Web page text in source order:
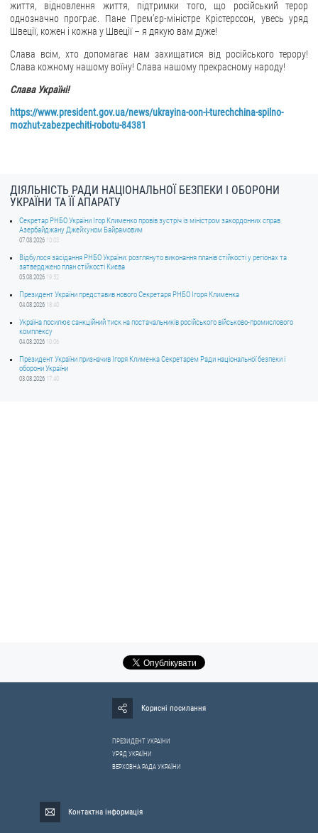
життя, відновлення життя, підтримки того, що російський терор
однозначно програє. Пане Прем’єр-міністре Крістерссон, увесь уряд
Швеції, кожен і кожна у Швеції – я дякую вам дуже!
Слава всім, хто допомагає нам захищатися від російського терору!
Слава кожному нашому воїну! Слава нашому прекрасному народу!
Слава Україні!
https://www.president.gov.ua/news/ukrayina-oon-i-turechchina-spilno-
mozhut-zabezpechiti-robotu-84381
ДІЯЛЬНІСТЬ РАДИ НАЦІОНАЛЬНОЇ БЕЗПЕКИ І ОБОРОНИ
УКРАЇНИ ТА ЇЇ АПАРАТУ
Секретар РНБО України Ігор Клименко провів зустріч із міністром закордонних справ
Азербайджану Джейхуном Байрамовим
07.08.2026 10:03
Відбулося засідання РНБО України: розглянуто виконання планів стійкості у регіонах та
затверджено план стійкості Києва
05.08.2026 19:52
Президент України представив нового Секретаря РНБО Ігоря Клименка
04.08.2026 18:40
Україна посилює санкційний тиск на постачальників російського військово-промислового
комплексу
04.08.2026 10:06
Президент України призначив Ігоря Клименка Секретарем Ради національної безпеки і
оборони України
03.08.2026 17:40
Корисні посилання
ПРЕЗИДЕНТ УКРАЇНИ
УРЯД УКРАЇНИ
ВЕРХОВНА РАДА УКРАЇНИ
Контактна інформація